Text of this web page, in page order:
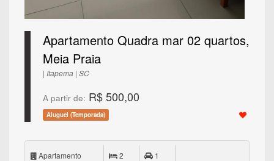
Apartamento Quadra mar 02 quartos,
Meia Praia
| Itapema | SC
A partir de: R$ 500,00
Aluguel (Temporada)
Apartamento 2 1